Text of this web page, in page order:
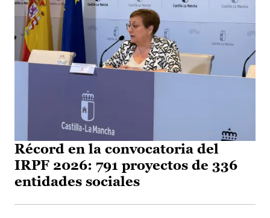
Récord en la convocatoria del
IRPF 2026: 791 proyectos de 336
entidades sociales